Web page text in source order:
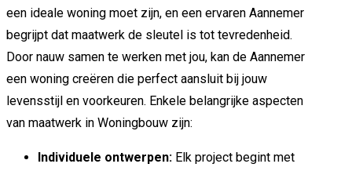
een ideale woning moet zijn, en een ervaren Aannemer
begrijpt dat maatwerk de sleutel is tot tevredenheid.
Door nauw samen te werken met jou, kan de Aannemer
een woning creëren die perfect aansluit bij jouw
levensstijl en voorkeuren. Enkele belangrijke aspecten
van maatwerk in Woningbouw zijn:
Individuele ontwerpen: Elk project begint met